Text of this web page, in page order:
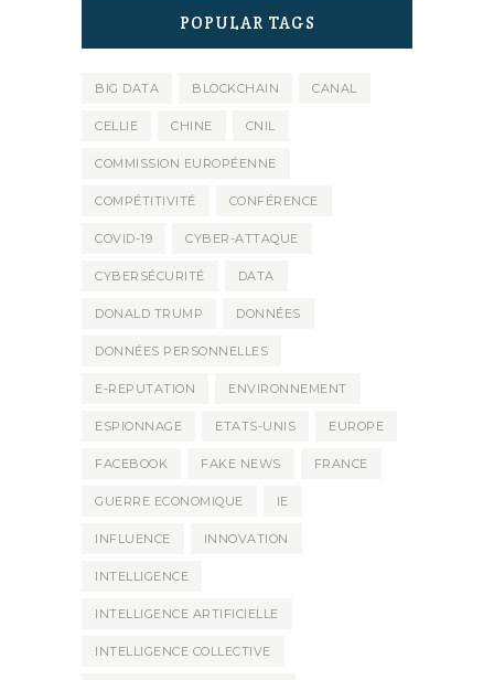
POPULAR TAGS
BIG DATA BLOCKCHAIN CANAL
CELLIE CHINE CNIL
COMMISSION EUROPÉENNE
COMPÉTITIVITÉ CONFÉRENCE
COVID-19 CYBER-ATTAQUE
CYBERSÉCURITÉ DATA
DONALD TRUMP DONNÉES
DONNÉES PERSONNELLES
E-REPUTATION ENVIRONNEMENT
ESPIONNAGE ETATS-UNIS EUROPE
FACEBOOK FAKE NEWS FRANCE
GUERRE ECONOMIQUE IE
INFLUENCE INNOVATION
INTELLIGENCE
INTELLIGENCE ARTIFICIELLE
INTELLIGENCE COLLECTIVE